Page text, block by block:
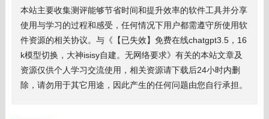
本站主要收集测评能够节省时间和提升效率的软件工具并分享
使用与学习的过程和感受，任何情况下用户都需遵守所使用软
件资源的相关协议。与《【已失效】免费在线chatgpt3.5，16
k模型切换，大神isisy自建。无网络要求》有关的本站文章及
资源仅供个人学习交流使用，相关资源请下载后24小时内删
除，请勿用于其它用途，因此产生的任何问题由您自行承担。